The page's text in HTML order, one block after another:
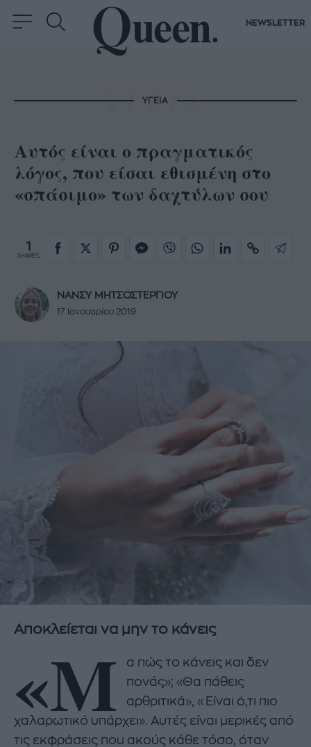
NEWSLETTER
ΥΓΕΙΑ
Αυτός είναι ο πραγματικός
λόγος, που είσαι εθισμένη στο
«σπάσιμο» των δαχτύλων σου
1
SHARES
ΝΑΝΣΥ ΜΗΤΣΟΣΤΕΡΓΙΟΥ
17 Ιανουαρίου 2019
Αποκλείεται να μην το κάνεις
«Μ
α πώς το κάνεις και δεν
πονάς»; «Θα πάθεις
αρθριτικά», «Είναι ό,τι πιο
χαλαρωτικό υπάρχει». Αυτές είναι μερικές από
τις εκφράσεις που ακούς κάθε τόσο, όταν